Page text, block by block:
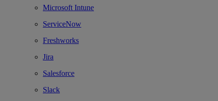
Microsoft Intune
ServiceNow
Freshworks
Jira
Salesforce
Slack